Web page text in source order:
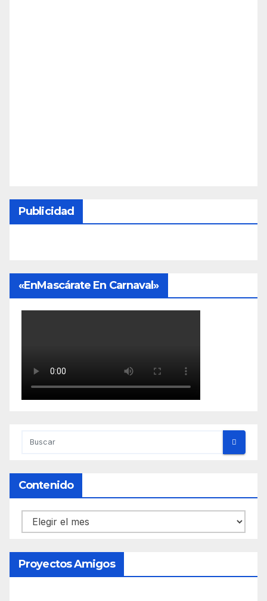
Publicidad
«EnMascárate En Carnaval»
Contenido
Contenido
Proyectos Amigos